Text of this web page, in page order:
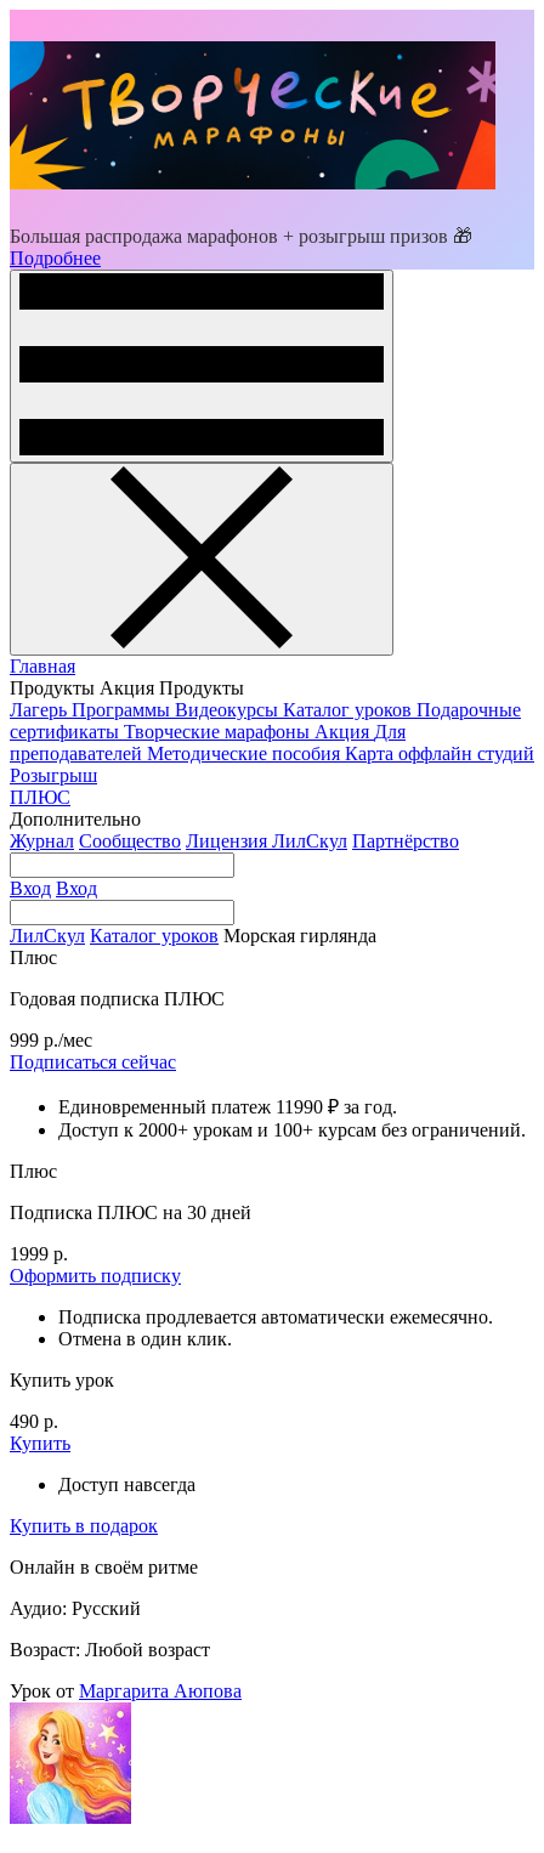
Большая распродажа марафонов + розыгрыш призов 🎁
Подробнее
Главная
Продукты Акция Продукты
Лагерь Программы Видеокурсы Каталог уроков Подарочные
сертификаты Творческие марафоны Акция Для
преподавателей Методические пособия Карта оффлайн студий
Розыгрыш
ПЛЮС
Дополнительно
Журнал Сообщество Лицензия ЛилСкул Партнёрство
Вход Вход
ЛилСкул Каталог уроков Морская гирлянда
Плюс
Годовая подписка ПЛЮС
999 р./мес
Подписаться сейчас
Единовременный платеж 11990 ₽ за год.
Доступ к 2000+ урокам и 100+ курсам без ограничений.
Плюс
Подписка ПЛЮС на 30 дней
1999 р.
Оформить подписку
Подписка продлевается автоматически ежемесячно.
Отмена в один клик.
Купить урок
490 р.
Купить
Доступ навсегда
Купить в подарок
Онлайн в своём ритме
Аудио: Русский
Возраст: Любой возраст
Урок от Маргарита Аюпова